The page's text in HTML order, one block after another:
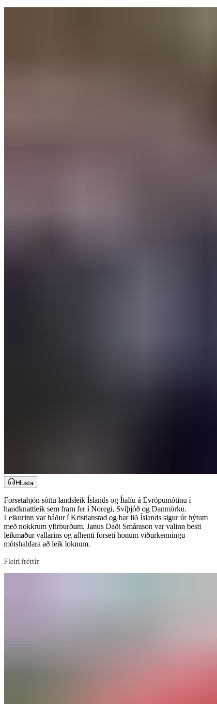
Hlusta
Forsetahjón sóttu landsleik Íslands og Ítalíu á Evrópumótinu í
handknattleik sem fram fer í Noregi, Svíþjóð og Danmörku.
Leikurinn var háður í Kristianstad og bar lið Íslands sigur úr býtum
með nokkrum yfirburðum. Janus Daði Smárason var valinn besti
leikmaður vallarins og afhenti forseti honum viðurkenningu
mótshaldara að leik loknum.​​​​‌ ‍ ​‍​‍‌‍ ‌ ​‍‌‍‍‌‌‍‌ ‌‍‍‌‌‍ ‍​‍​‍​ ‍‍​‍​‍‌ ​ ‌‍​‌‌‍ ‍‌‍‍‌‌ ‌​‌ ‍‌​‍ ‍‌‍‍‌‌‍ ​‍​‍​‍ ​​‍​‍‌‍‍​‌ ​‍‌‍‌‌‌‍‌‍​‍​‍​ ‍‍​‍​‍‌‍‍​‌ ‌​‌ ‌​‌ ​​‌ ​ ​‍ ​‍ ‌‍‌‍‌‍ ‌ ​‍‌ ​ ‌‍‌‌‌ ‌​‌‍‍‌​‍ ‌‌‍‍‌‌ ​ ‌‍ ​‌‍​‌‌‍ ‍‌‍‌​‌ ​ ​‍ ‍‌ ‌‍‌‍‌‌‌ ​‍‌‍​ ‌‍‌‌‌‍ ​​‍ ‍‌‍​‌‌ ​​‌ ​​​‍ ‌ ​ ‌ ‌​‌ ‌‌‌‍‌​‌‍‍‌‌‍ ​‍ ‌‍‍‌‌‍ ‍‌ ‌​‌‍‌‌‌‍ ‍‌ ‌​​‍ ‌‍‌‌‌‍‌​‌‍‍‌‌ ‌​​‍ ‌‍ ‌‌‍ ‌‍‌​‌‍‌‌​ ‌‌ ​​‌ ​‍‌‍‌‌‌ ​ ‌‍‌‌‌‍ ‍‌ ‌​‌‍​‌‌ ‌​‌‍‍‌‌‍ ‌‍ ‍​ ‍ ‌‍‍‌‌‍‌​​ ‌‌‍‍​‌ ‌ ‌​ ‍‌ ​​‌​​‌‌‌‍‍‌ ‌ ‌‍‍‍‌‍‍​‌‍‌​‌‌‌‌‌‍‌‍‌‍‍‍‌‍ ‌‌ ‌‍‌​‍‍‌​ ‌‌‌‍‌‌‍‌‌‌​‍​‌‍​‍​ ​​​ ‍ ‌ ‌​‌ ‍‌‌ ​​‌‍‌‌​ ‌‌‍ ‍‌‍‌‌‌ ‌ ‌ ​ ​ ‍ ‌ ​​‌‍​‌‌ ‌​‌‍‍​​ ‌‌ ​​‌‍​‌‌‍‌ ‌‍‌‌‌​​‍‌ ‌‌‌‍‍‌‌‍ ​‌‍‌​‌‍‌‌‌ ​‍​‍‌‌​ ‌‌‌​​‍‌‌ ‌‍‍ ‌‍‌‌‌ ‍‌​‍‌‌​ ​ ‌​‌​​‍‌‌​ ​ ‌​‌​​‍‌‌​ ​‍​ ​‍‌ ​‍‌‍‍‌‌‍​ ‌‍‍​‌ ‌​‌‍‌‌‌ ‍​‌ ‌​​‍ ‌‌ ​‍‌ ‌ ‌‍​ ‌‍ ‌​ ‌​​ ‌‍‌ ‌ ​ ‌​​ ‌ ​‍‌‌​ ​‍​ ​‍​‍‌‌​ ‌‌‌​‌​​‍ ‍‌‍​ ‌‍ ‌‍ ‍‌ ‌​‌‍‌‌‌‍ ‍‌ ‌​​‍‌‌​ ‌‌‌​​‍‌‌ ‌‍‍ ‌‍‌‌‌ ‍‌​‍‌‌​ ​ ‌​‌​​‍‌‌​ ​ ‌​‌​​‍‌‌​ ​‍​ ​‍‌‍​ ​ ​‍‌‍‌‌‌‍‌‍‌‍‌‌‌‍‌​​ ​‍​ ‍‌​ ‍‌‌‍​‌​ ​‍​ ‌​​‍‌‌​ ​‍​ ​‍​‍‌‌​ ‌‌‌​‌​​‍ ‍‌‍​ ‌‍‍​‌‍‍‌‌‍ ​‌‍‌​‌ ​‍‌‍‌‌‌‍ ‍​‍‌‌​ ‌‌‌​​‍‌‌ ‌‍‍ ‌‍‌‌‌ ‍‌​‍‌‌​ ​ ‌​‌​​‍‌‌​ ​ ‌​‌​​‍‌‌​ ​‍​ ​‍​ ‌​​ ​‌​ ‍​​ ​​‌‍​ ‌‍‌​​ ‌​​ ‌​​ ‌‌‌‍‌‍‌‍‌​​ ​‌​‍‌‌​ ​‍​ ​‍​‍‌‌​ ‌‌‌​‌​​‍ ‍‌ ‌​‌‍‌‌‌ ‍​‌ ‌​​ ‌‍​‍‌‍​‌‌ ​ ‌‍‌‌‌‌‌‌‌ ​‍‌‍ ​​ ‌‌‍‍​‌ ‌​‌ ‌​‌ ​​‌ ​ ​‍‌‌​ ​‍‌​‌‍​‍‌‌​ ​‍‌​‌‍‌‍‌‍‌‍ ‌ ​‍‌ ​ ‌‍‌‌‌ ‌​‌‍‍‌​‍ ‌‌‍‍‌‌ ​ ‌‍ ​‌‍​‌‌‍ ‍‌‍‌​‌ ​ ​‍ ‍‌ ‌‍‌‍‌‌‌ ​‍‌‍​ ‌‍‌‌‌‍ ​​‍ ‍‌‍​‌‌ ​​‌ ​​​‍‌‌​ ​‍‌​‌‍‌ ​ ‌ ‌​‌ ‌‌‌‍‌​‌‍‍‌‌‍ ​‍‌‍‌‍‍‌‌‍‌​​ ‌‌‍‍​‌ ‌ ‌​ ‍‌ ​​‌​​‌‌‌‍‍‌ ‌ ‌‍‍‍‌‍‍​‌‍‌​‌‌‌‌‌‍‌‍‌‍‍‍‌‍ ‌‌ ‌‍‌​‍‍‌​ ‌‌‌‍‌‌‍‌‌‌​‍​‌‍​‍​ ​​​‍‌‍‌ ‌​‌ ‍‌‌ ​​‌‍‌‌​ ‌‌‍ ‍‌‍‌‌‌ ‌ ‌ ​ ​‍‌‍‌ ​​‌‍​‌‌ ‌​‌‍‍​​ ‌‌ ​​‌‍​‌‌‍‌ ‌‍‌‌‌​​‍‌ ‌‌‌‍‍‌‌‍ ​‌‍‌​‌‍‌‌‌ ​‍​‍‌‌​ ‌‌‌​​‍‌‌ ‌‍‍ ‌‍‌‌‌ ‍‌​‍‌‌​ ​ ‌​‌​​‍‌‌​ ​ ‌​‌​​‍‌‌​ ​‍​ ​‍‌ ​‍‌‍‍‌‌‍​ ‌‍‍​‌ ‌​‌‍‌‌‌ ‍​‌ ‌​​‍ ‌‌ ​‍‌ ‌ ‌‍​ ‌‍ ‌​ ‌​​ ‌‍‌ ‌ ​ ‌​​ ‌ ​‍‌‌​ ​‍​ ​‍​‍‌‌​ ‌‌‌​‌​​‍ ‍‌‍​ ‌‍ ‌‍ ‍‌ ‌​‌‍‌‌‌‍ ‍‌ ‌​​‍‌‌​ ‌‌‌​​‍‌‌ ‌‍‍ ‌‍‌‌‌ ‍‌​‍‌‌​ ​ ‌​‌​​‍‌‌​ ​ ‌​‌​​‍‌‌​ ​‍​ ​‍‌‍​ ​ ​‍‌‍‌‌‌‍‌‍‌‍‌‌‌‍‌​​ ​‍​ ‍‌​ ‍‌‌‍​‌​ ​‍​ ‌​​‍‌‌​ ​‍​ ​‍​‍‌‌​ ‌‌‌​‌​​‍ ‍‌‍​ ‌‍‍​‌‍‍‌‌‍ ​‌‍‌​‌ ​‍‌‍‌‌‌‍ ‍​‍‌‌​ ‌‌‌​​‍‌‌ ‌‍‍ ‌‍‌‌‌ ‍‌​‍‌‌​ ​ ‌​‌​​‍‌‌​ ​ ‌​‌​​‍‌‌​ ​‍​ ​‍​ ‌​​ ​‌​ ‍​​ ​​‌‍​ ‌‍‌​​ ‌​​ ‌​​ ‌‌‌‍‌‍‌‍‌​​ ​‌​‍‌‌​ ​‍​ ​‍​‍‌‌​ ‌‌‌​‌​​‍ ‍‌ ‌​‌‍‌‌‌ ‍​‌ ‌​​‍‌‍‌ ​​‌‍‌‌‌ ​‍‌ ​ ‌ ​​‌‍‌‌‌‍​ ‌ ‌​‌‍‍‌‌ ‌‍‌‍‌‌​ ‌‌ ​​‌ ‌‌‌‍​‍‌‍ ​‌‍‍‌‌ ​ ‌‍‍​‌‍‌‌‌‍‌​​‍​‍‌ ‌
Fleiri fréttir